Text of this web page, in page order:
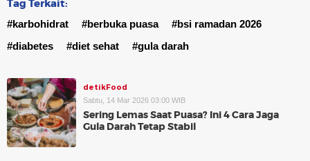
Tag Terkait:
#karbohidrat #berbuka puasa
#bsi ramadan 2026
#diabetes
#diet sehat #gula darah
detikFood
Sabtu, 14 Mar 2026 03:00 WIB
Sering Lemas Saat Puasa? Ini 4 Cara Jaga
Gula Darah Tetap Stabil